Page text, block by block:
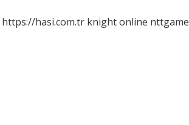
https://hasi.com.tr knight online nttgame